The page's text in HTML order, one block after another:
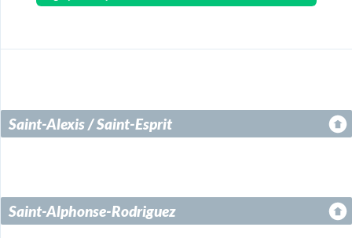
Saint-Alexis / Saint-Esprit
Saint-Alphonse-Rodriguez